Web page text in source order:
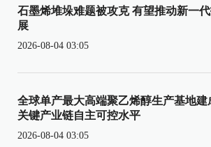
石墨烯堆垛难题被攻克 有望推动新一
展
2026-08-04 03:05
全球单产最大高端聚乙烯醇生产基地建
关键产业链自主可控水平
2026-08-04 03:05